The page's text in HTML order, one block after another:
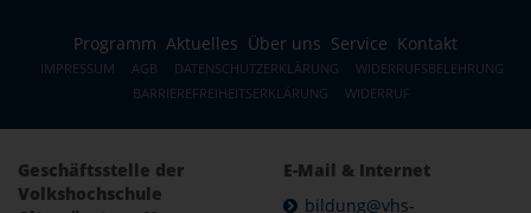
Programm Aktuelles Über uns Service Kontakt
IMPRESSUM AGB DATENSCHUTZERKLÄRUNG
WIDERRUFSBELEHRUNG
BARRIEREFREIHEITSERKLÄRUNG
WIDERRUF
Geschäftsstelle der
Volkshochschule
E-Mail & Internet
bildung@vhs-